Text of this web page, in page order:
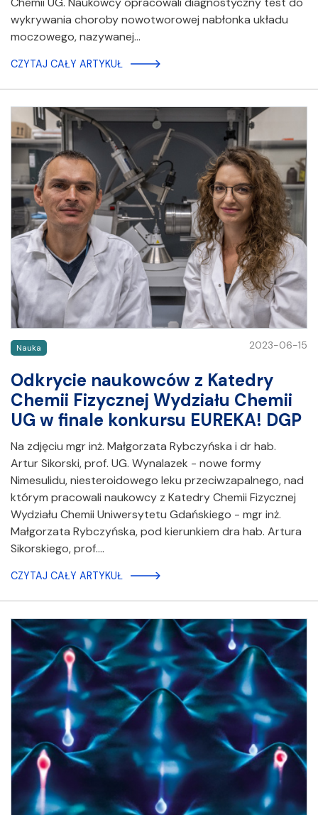
wykrywania choroby nowotworowej nabłonka układu
moczowego, nazywanej…
CZYTAJ CAŁY ARTYKUŁ
Nauka 2023-06-15
Odkrycie naukowców z Katedry
Chemii Fizycznej Wydziału Chemii
UG w finale konkursu EUREKA! DGP
Na zdjęciu mgr inż. Małgorzata Rybczyńska i dr hab.
Artur Sikorski, prof. UG. Wynalazek - nowe formy
Nimesulidu, niesteroidowego leku przeciwzapalnego, nad
którym pracowali naukowcy z Katedry Chemii Fizycznej
Wydziału Chemii Uniwersytetu Gdańskiego - mgr inż.
Małgorzata Rybczyńska, pod kierunkiem dra hab. Artura
Sikorskiego, prof.…
CZYTAJ CAŁY ARTYKUŁ